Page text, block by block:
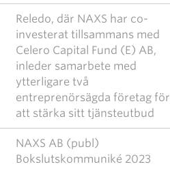
Reledo, där NAXS har co-
investerat tillsammans med
Celero Capital Fund (E) AB,
inleder samarbete med
ytterligare två
entreprenörsägda företag för
att stärka sitt tjänsteutbud
NAXS AB (publ)
Bokslutskommuniké 2023